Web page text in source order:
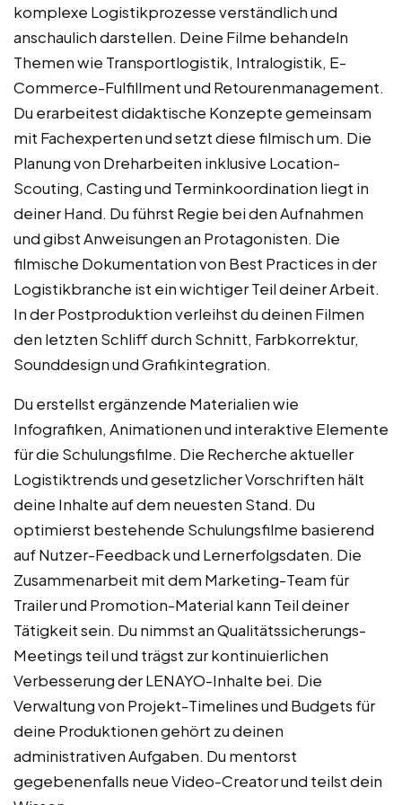
komplexe Logistikprozesse verständlich und
anschaulich darstellen. Deine Filme behandeln
Themen wie Transportlogistik, Intralogistik, E-
Commerce-Fulfillment und Retourenmanagement.
Du erarbeitest didaktische Konzepte gemeinsam
mit Fachexperten und setzt diese filmisch um. Die
Planung von Dreharbeiten inklusive Location-
Scouting, Casting und Terminkoordination liegt in
deiner Hand. Du führst Regie bei den Aufnahmen
und gibst Anweisungen an Protagonisten. Die
filmische Dokumentation von Best Practices in der
Logistikbranche ist ein wichtiger Teil deiner Arbeit.
In der Postproduktion verleihst du deinen Filmen
den letzten Schliff durch Schnitt, Farbkorrektur,
Sounddesign und Grafikintegration.
Du erstellst ergänzende Materialien wie
Infografiken, Animationen und interaktive Elemente
für die Schulungsfilme. Die Recherche aktueller
Logistiktrends und gesetzlicher Vorschriften hält
deine Inhalte auf dem neuesten Stand. Du
optimierst bestehende Schulungsfilme basierend
auf Nutzer-Feedback und Lernerfolgsdaten. Die
Zusammenarbeit mit dem Marketing-Team für
Trailer und Promotion-Material kann Teil deiner
Tätigkeit sein. Du nimmst an Qualitätssicherungs-
Meetings teil und trägst zur kontinuierlichen
Verbesserung der LENAYO-Inhalte bei. Die
Verwaltung von Projekt-Timelines und Budgets für
deine Produktionen gehört zu deinen
administrativen Aufgaben. Du mentorst
gegebenenfalls neue Video-Creator und teilst dein